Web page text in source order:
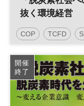
抜く環境経営
～変える企業
い方～
COP TCFD
参加無料
日経産
開催
終了